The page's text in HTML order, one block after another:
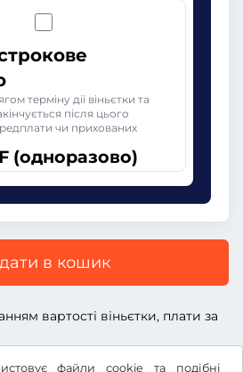
файли cookie та подібні
терміну дії віньєтки та
після цього
чи прихованих
(одноразово)
в кошик
вартості віньєтки, плати за